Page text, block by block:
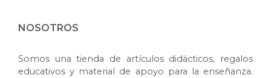
NOSOTROS
Somos una tienda de artículos didácticos, regalos
educativos y material de apoyo para la enseñanza.